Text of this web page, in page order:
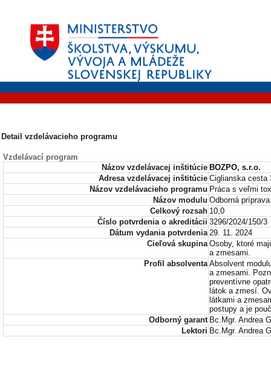
Detail vzdelávacieho programu
Vzdelávací program
Názov vzdelávacej inštitúcie BOZPO, s.r.o.
Adresa vzdelávacej inštitúcie Ciglianska cesta
Názov vzdelávacieho programu Práca s veľmi
Názov modulu Odborná
Celkový rozsah 10,0
Číslo potvrdenia o akreditácii 3296/2024/150/3
Dátum vydania potvrdenia 29. 11. 2024
Cieľová skupina Osoby, ktoré
a zmesami.
Profil absolventa Absolvent
a zmesami.
preventívne
látok a zmesí.
látkami a
postupy a je
Odborný garant Bc.Mgr. Andrea
Lektori Bc.Mgr. Andrea